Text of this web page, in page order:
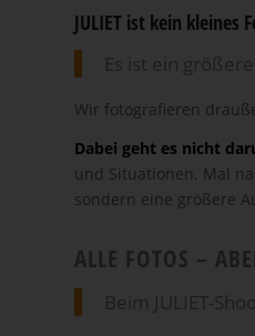
JULIET ist kein
Wir fotografieren
Dabei geht es nicht
und Situationen. Mal
sondern eine größere
ALLE FOTOS –